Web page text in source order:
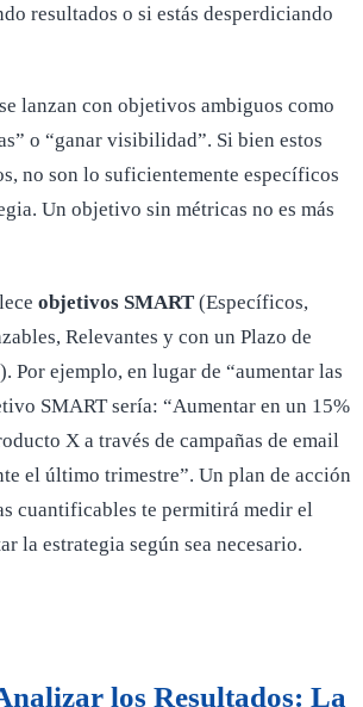
resultados o si estás desperdiciando
lanzan con objetivos ambiguos como
o “ganar visibilidad”. Si bien estos
no son lo suficientemente específicos
Un objetivo sin métricas no es más
objetivos SMART (Específicos,
Relevantes y con un Plazo de
Por ejemplo, en lugar de “aumentar las
SMART sería: “Aumentar en un 15%
X a través de campañas de email
el último trimestre”. Un plan de acción
cuantificables te permitirá medir el
la estrategia según sea necesario.
los Resultados: La